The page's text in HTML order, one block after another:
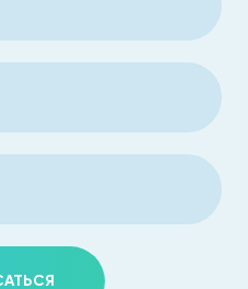
возрастает до 40%.
заражения
крайне важно
инфекцию еще на
у